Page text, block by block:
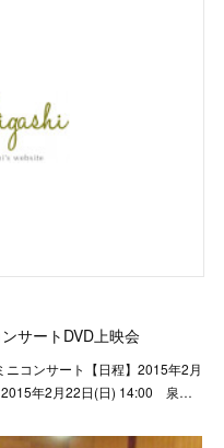
サートDVD上映会
ニコンサート【日程】2015年2月
年2月22日(日) 14:00 泉…